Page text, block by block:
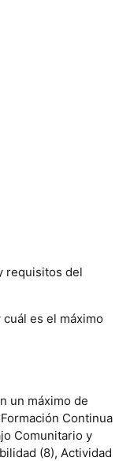
requisitos del
es el máximo
un máximo de
Continua
Comunitario y
(8), Actividad